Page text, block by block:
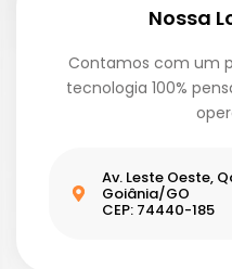
Nossa
Contamos com um
tecnologia 100%
Av. Leste Oeste,
Goiânia/GO
CEP: 74440-185